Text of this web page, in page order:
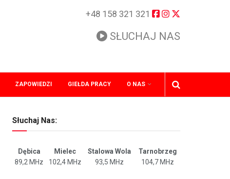
+48 158 321 321
SŁUCHAJ NAS
ZAPOWIEDZI GIEŁDA PRACY O NAS
Słuchaj Nas:
Dębica Mielec Stalowa Wola
Tarnobrzeg
89,2 MHz
102,4 MHz 93,5 MHz 104,7 MHz